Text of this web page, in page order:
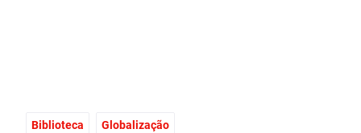
Biblioteca Globalização